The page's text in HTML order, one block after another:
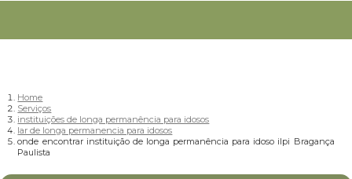
Home
Serviços
instituições de longa permanência para idosos
lar de longa permanencia para idosos
onde encontrar instituição de longa permanência para idoso ilpi Bragança
Paulista